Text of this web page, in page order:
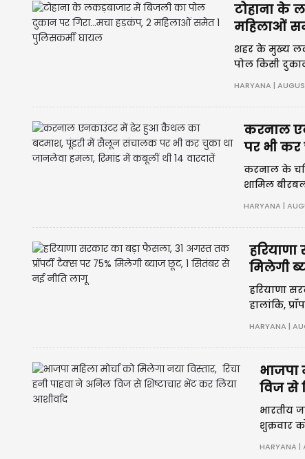
टोहाना के
महिलाओं
शहर के मुख्य
पोल किसी
कर्मी को
HARYANA |
करनाल
पर भी कर
करनाल के
शामिल
निवासी 24
HARYANA |
मिलेगी
हरियाणा
हालांकि,
आखिरी
HARYANA |
भाजपा
विज से
भारतीय
शुक्रवार
आशीर्वाद
HARYANA |